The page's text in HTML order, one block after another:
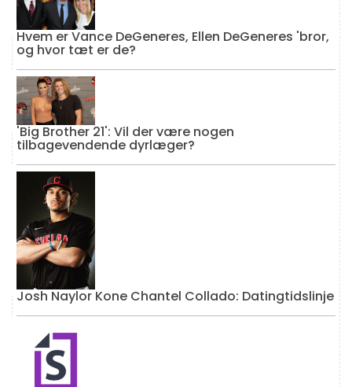
Hvem er Vance DeGeneres, Ellen DeGeneres 'bror,
og hvor tæt er de?
'Big Brother 21': Vil der være nogen
tilbagevendende dyrlæger?
Josh Naylor Kone Chantel Collado: Datingtidslinje